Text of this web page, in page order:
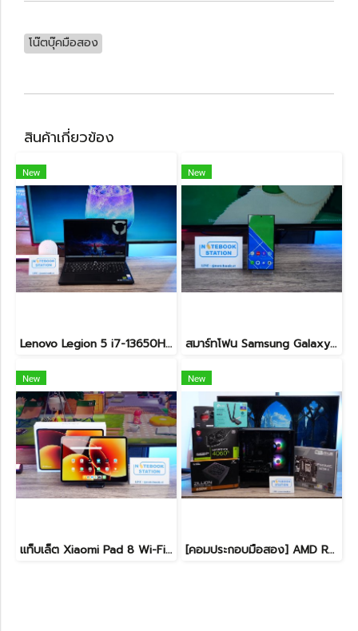
โน๊ตบุ๊คมือสอง
สินค้าเกี่ยวข้อง
New
Lenovo Legion 5 i7-13650HX RTX5060(8GB) RAM16 512GB M.2 จอ15.3นิ้ว FHD+ 165Hz เกมมิ่งสเปคสูง คีย์บอร์ดไฟสีขาว ดีไซน์เรียบหรูดูทันสมัย ประกันศูนย์ยาวถึงปี2028 เครื่องพร้อมใช้งานในราคาสุดคุ้มเพียง 39,990.-
New
สมาร์ทโฟน Samsung Galaxy S24 ULTRA (12+512GB) BLACK (5G) ขายเพียง 18,990.- เท่านั้น
New
แท็บเล็ต Xiaomi Pad 8 Wi-Fi (8+128GB) Gray ขนาด 11.2นิ้ว เครื่องสวยอุปกรณ์ครบกล่อง รีเซ็ตคืนค่าให้พร้อมใช้งาน ราคาสุดคุ้มเพียง 8,990.- ประกันศูนย์ยาว1ปีกว่า
New
[คอมประกอบมือสอง] AMD Ryzen5-7500F / RTX-4060Ti(8GB) / 16B(8GBx2) DDR5 5600MHz / 1TB SSD M.2 / ASUS PRIME A620M-K / SUPER FLOWER ZILLION 650W 80 PLUS BRONZE สเปคสูง พร้อมใช้งานในราาสุดคุ้มเพียง 24,990.-